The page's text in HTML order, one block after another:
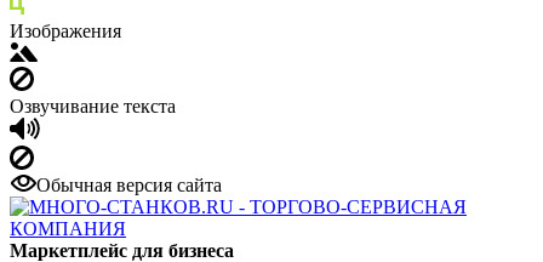
Изображения
Озвучивание текста
Обычная версия сайта
Маркетплейс для бизнеса